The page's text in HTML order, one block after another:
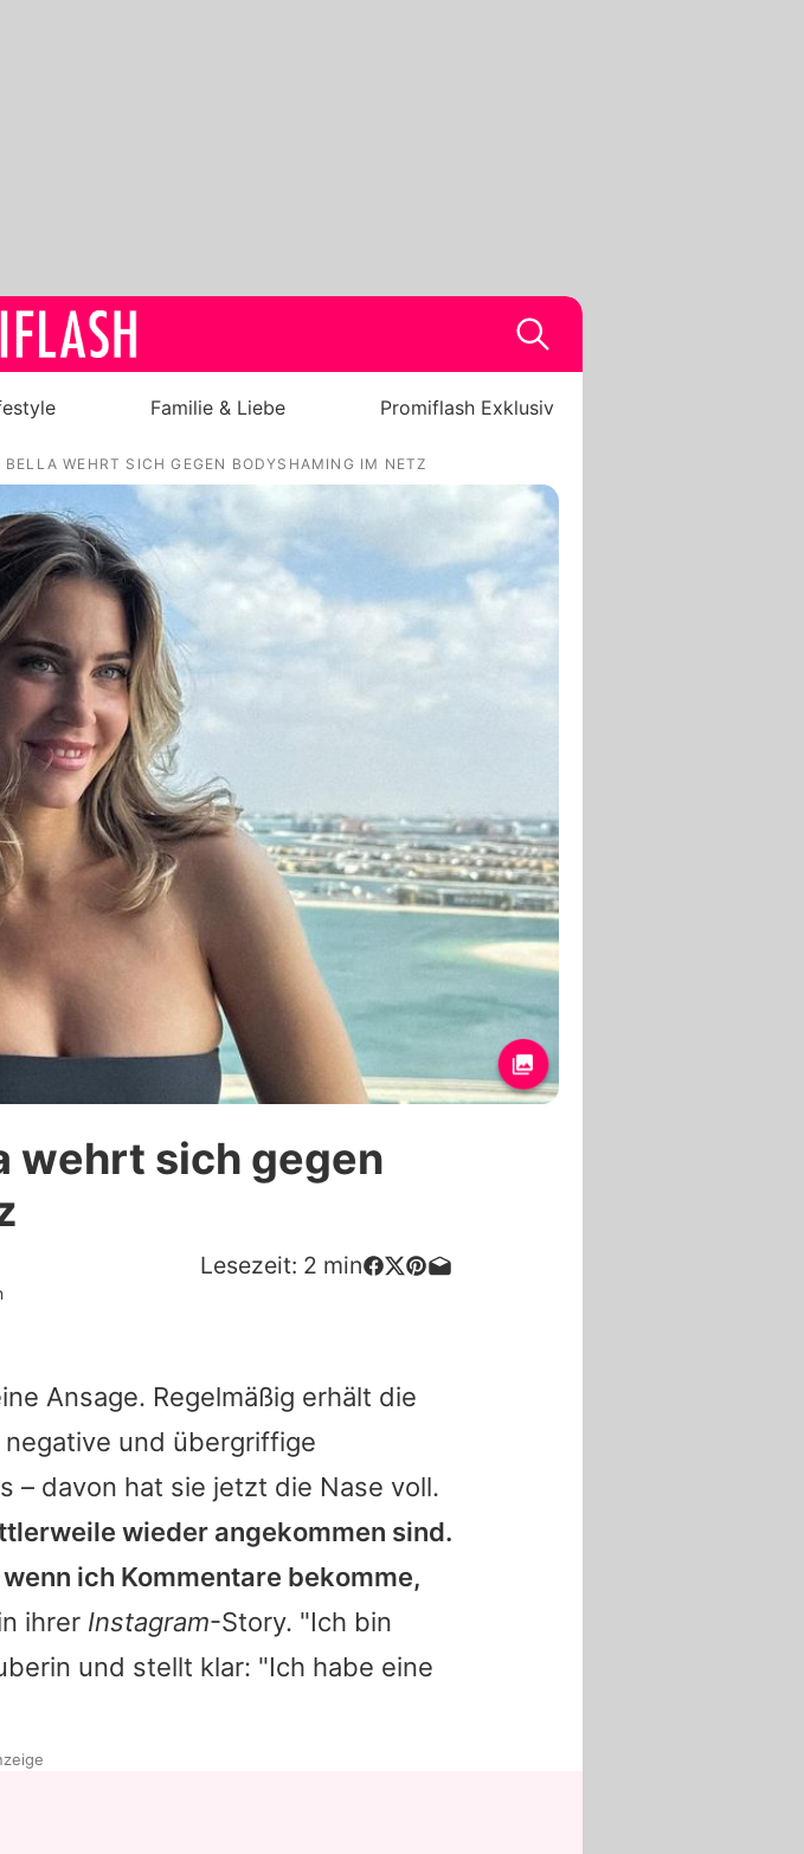
Serien
& Liebe
Exklusiv
Promiflash
Richtlinien
Familie & Liebe Promiflash Exklusiv
WEHRT SICH GEGEN BODYSHAMING IM NETZ
wehrt sich gegen
Lesezeit: 2 min
Ansage. Regelmäßig erhält die
und übergriffige
– davon hat sie jetzt die Nase voll.
wieder angekommen sind.
ich Kommentare bekomme,
ihrer Instagram-Story. "Ich bin
und stellt klar: "Ich habe eine